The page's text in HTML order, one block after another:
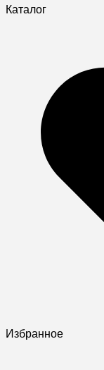
Каталог
Избранное